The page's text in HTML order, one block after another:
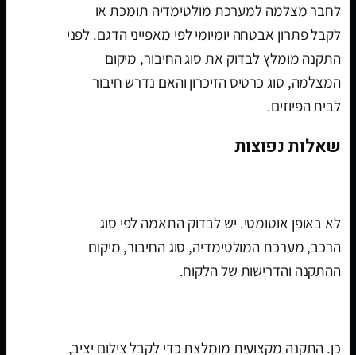
לחבר מצלמה למערכת מולטימדיה תומכת או
לקבל פתרון אבטחה יומיומי לפי מאפייני הדגם. לפני
התקנה מומלץ לבדוק את סוג החיבור, מיקום
המצלמה, סוג כרטיס הזיכרון והאם נדרש חיבור
לבית הפיוזים.
שאלות נפוצות
לא באופן אוטומטי. יש לבדוק התאמה לפי סוג
הרכב, מערכת המולטימדיה, סוג החיבור, מיקום
ההתקנה והדרישות של הלקוח.
כן. התקנה מקצועית מומלצת כדי לקבל צילום יציב,